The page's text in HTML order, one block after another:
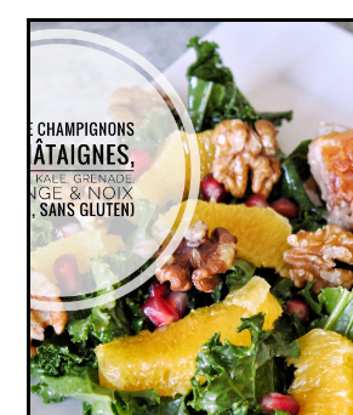
TOURTE CHAMPIGNONS &
SALADE KALE, GRENADE,
(VEGAN, SANS